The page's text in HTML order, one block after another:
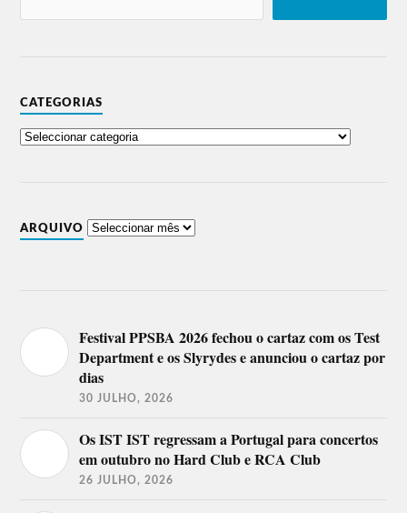
CATEGORIAS
ARQUIVO
Festival PPSBA 2026 fechou o cartaz com os Test
Department e os Slyrydes e anunciou o cartaz por
dias
30 JULHO, 2026
Os IST IST regressam a Portugal para concertos
em outubro no Hard Club e RCA Club
26 JULHO, 2026